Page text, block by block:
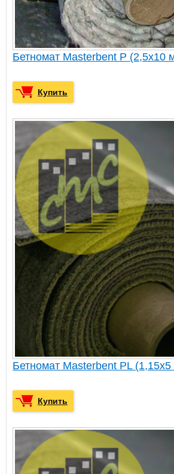
Бетномат Masterbent P (2,5х10
Купить
Бетномат Masterbent PL (1,15х5
Купить